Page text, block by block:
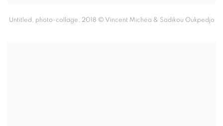
Untitled, photo-collage 2018 © Vincent Michéa & Sadikou Oukpedjo